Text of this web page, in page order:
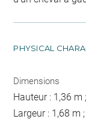
PHYSICAL
Dimensions
Hauteur : 1,36 m
Largeur : 1,68 m